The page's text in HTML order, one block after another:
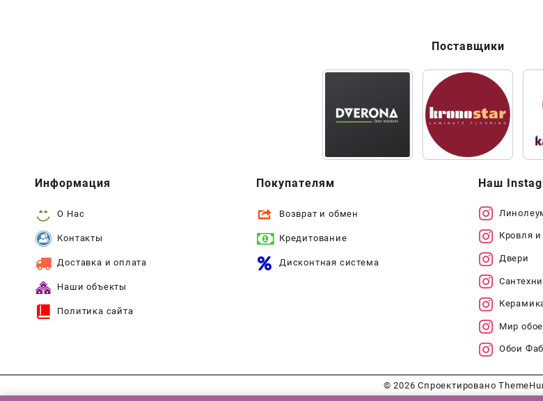
Поставщики
Информация
О Нас
Контакты
Доставка и оплата
Наши объекты
Политика сайта
Покупателям
Возврат и обмен
Кредитование
Дисконтная система
Наш
Кровля
Двери
Мир
Обои
© 2026Спроектировано